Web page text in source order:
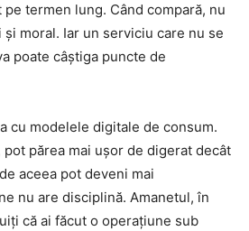
termen lung. Când compară, nu
moral. Iar un serviciu care nu se
poate câștiga puncte de
cu modelele digitale de consum.
părea mai ușor de digerat decât
aceea pot deveni mai
nu are disciplină. Amanetul, în
că ai făcut o operațiune sub